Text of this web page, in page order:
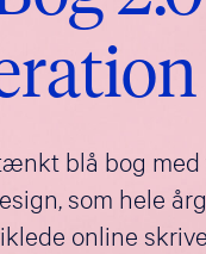
blå bog med
som hele
online